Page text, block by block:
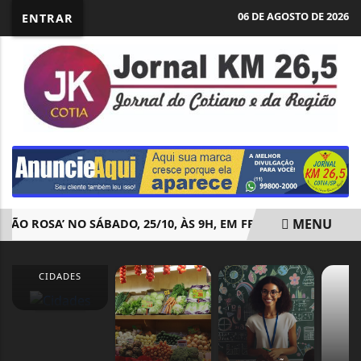
ENTRAR 06 DE AGOSTO DE 2026
ROSA’ NO SÁBADO, 25/10, ÀS 9H, EM FRENTE À PREFEITURA
MENU
CIDADES